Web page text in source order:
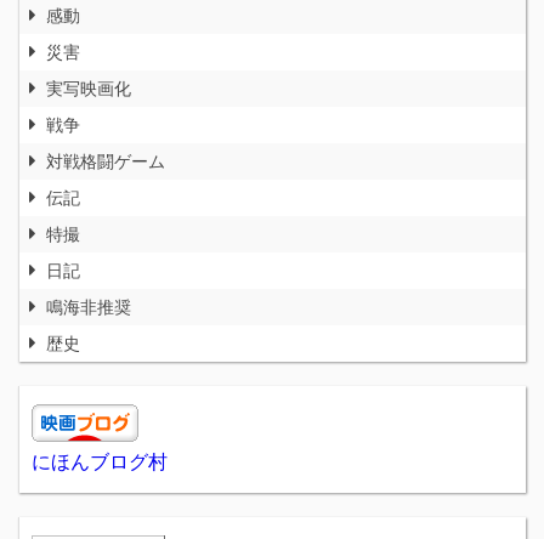
感動
災害
実写映画化
戦争
対戦格闘ゲーム
伝記
特撮
日記
鳴海非推奨
歴史
にほんブログ村